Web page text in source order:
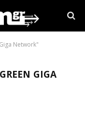
Network"
GIGA